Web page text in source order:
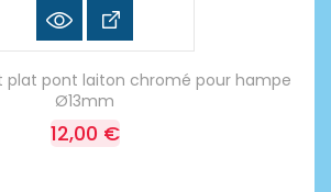
plat pont laiton chromé pour hampe
Ø13mm
12,00 €